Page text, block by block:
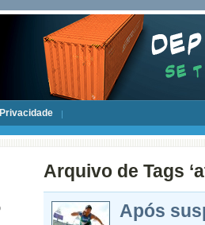
Privacidade
Arquivo de Tags
Após